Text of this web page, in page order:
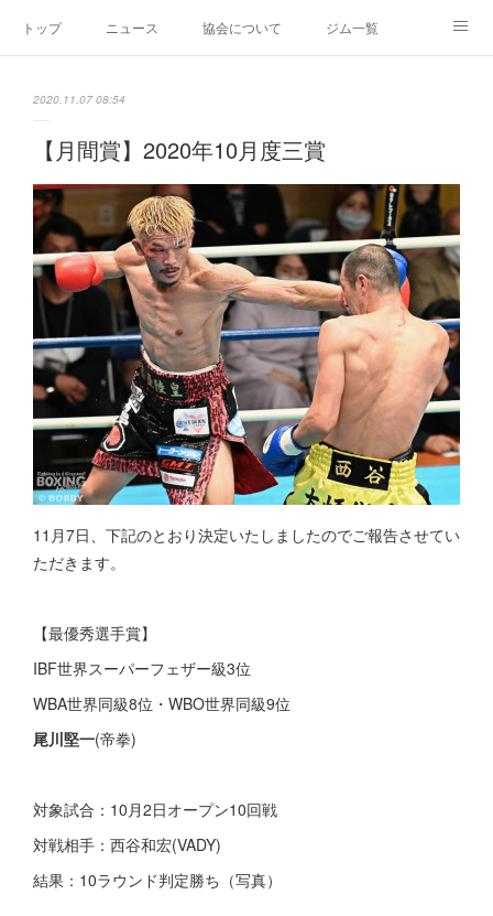
トップ ニュース 協会について ジム一覧
2020.11.07 08:54
【月間賞】2020年10月度三賞
11月7日、下記のとおり決定いたしましたのでご報告させてい
ただきます。
【最優秀選手賞】
IBF世界スーパーフェザー級3位
WBA世界同級8位・WBO世界同級9位
尾川堅一(帝拳)
対象試合：10月2日オープン10回戦
対戦相手：西谷和宏(VADY)
結果：10ラウンド判定勝ち（写真）